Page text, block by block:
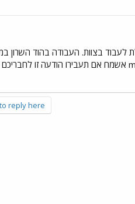
לעבוד בצוות. העבודה בהוד השרון
אשמח אם תעבירו הודעה זו לחבריכם
reply here.